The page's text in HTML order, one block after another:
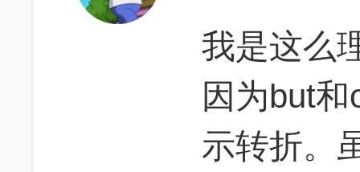
我是这么
因为but
示转折。